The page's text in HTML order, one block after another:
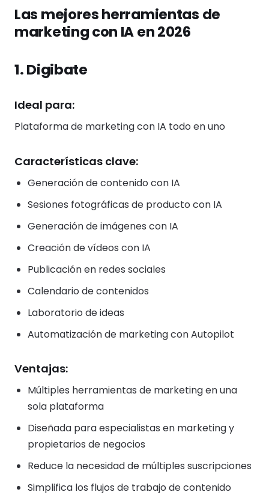
Las mejores herramientas de
marketing con IA en 2026
1. Digibate
Ideal para:
Plataforma de marketing con IA todo en uno
Características clave:
Generación de contenido con IA
Sesiones fotográficas de producto con IA
Generación de imágenes con IA
Creación de vídeos con IA
Publicación en redes sociales
Calendario de contenidos
Laboratorio de ideas
Automatización de marketing con Autopilot
Ventajas:
Múltiples herramientas de marketing en una
sola plataforma
Diseñada para especialistas en marketing y
propietarios de negocios
Reduce la necesidad de múltiples suscripciones
Simplifica los flujos de trabajo de contenido